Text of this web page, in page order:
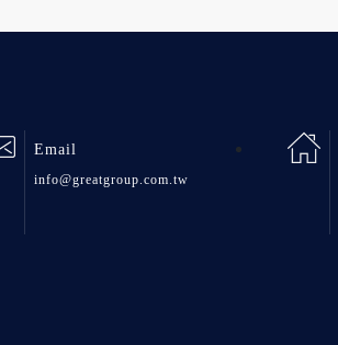
Email
info@greatgroup.com.tw